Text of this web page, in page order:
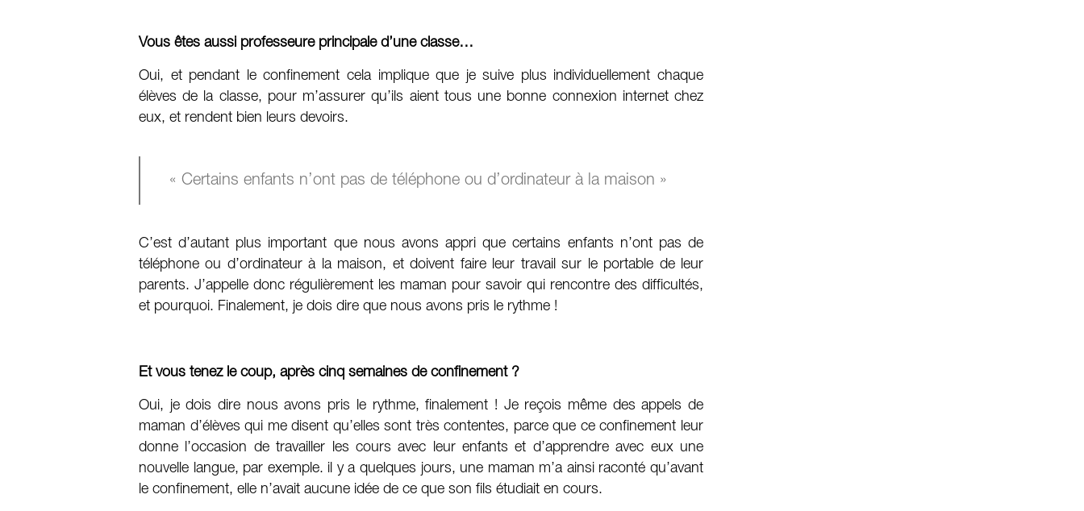
Vous êtes aussi professeure principale d’une classe…
Oui, et pendant le confinement cela implique que je suive plus individuellement chaque
élèves de la classe, pour m’assurer qu’ils aient tous une bonne connexion internet chez
eux, et rendent bien leurs devoirs.
« Certains enfants n’ont pas de téléphone ou d’ordinateur à la maison »
C’est d’autant plus important que nous avons appri que certains enfants n’ont pas de
téléphone ou d’ordinateur à la maison, et doivent faire leur travail sur le portable de leur
parents. J’appelle donc régulièrement les maman pour savoir qui rencontre des difficultés,
et pourquoi. Finalement, je dois dire que nous avons pris le rythme !
Et vous tenez le coup, après cinq semaines de confinement ?
Oui, je dois dire nous avons pris le rythme, finalement ! Je reçois même des appels de
maman d’élèves qui me disent qu’elles sont très contentes, parce que ce confinement leur
donne l’occasion de travailler les cours avec leur enfants et d’apprendre avec eux une
nouvelle langue, par exemple. il y a quelques jours, une maman m’a ainsi raconté qu’avant
le confinement, elle n’avait aucune idée de ce que son fils étudiait en cours.